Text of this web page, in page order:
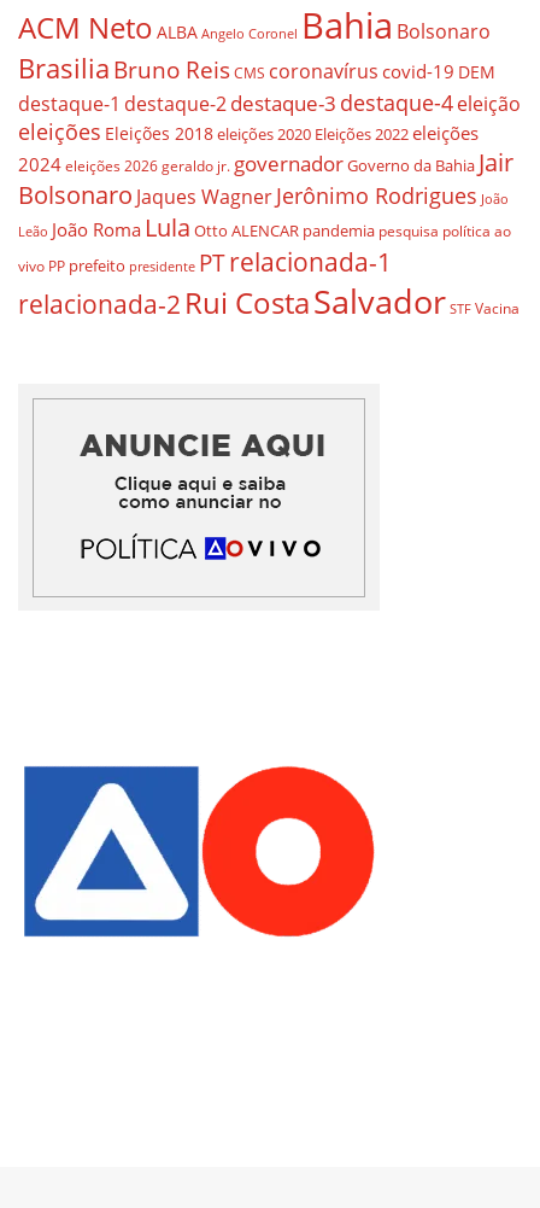
ACM Neto ALBA Angelo Coronel Bahia Bolsonaro
BrasiliaBruno ReisCMS coronavírus covid-19 DEM
destaque-1 destaque-2destaque-3 destaque-4eleição
eleições Eleições 2018eleições 2020 Eleições 2022eleições
2024 eleições 2026 geraldo jr. governadorGoverno da Bahia Jair
Bolsonaro Jaques WagnerJerônimo Rodrigues João
Leão João Roma Lula Otto ALENCAR pandemia pesquisa política ao
vivo PP prefeito presidente PTrelacionada-1
relacionada-2 Rui CostaSalvador STF Vacina